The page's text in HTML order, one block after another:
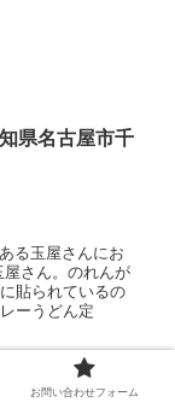
県名古屋市千
る玉屋さんにお
さん。のれんが
貼られているの
ーうどん定
202103@愛知
お問い合わせフォーム